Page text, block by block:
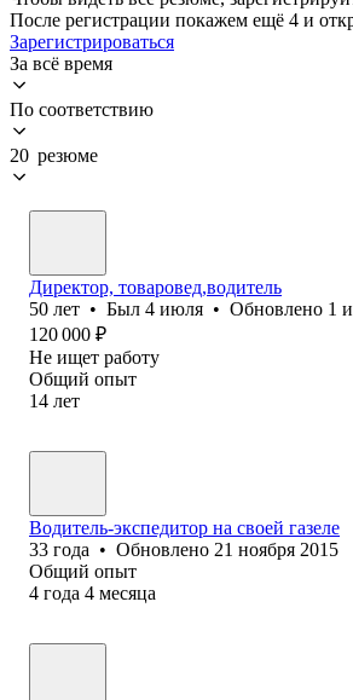
После регистрации покажем ещё 4 и
Зарегистрироваться
За всё время
По соответствию
20 резюме
Директор, товаровед,водитель
50 лет • Был 4 июля • Обновлено 1
120 000 ₽
Не ищет работу
Общий опыт
14 лет
Водитель-экспедитор на своей газеле
33 года • Обновлено 21 ноября 2015
Общий опыт
4 года 4 месяца